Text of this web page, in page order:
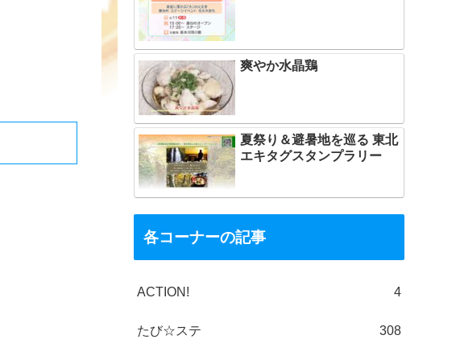
爽やか水晶鶏
夏祭り＆避暑地を巡る 東北
エキタグスタンプラリー
各コーナーの記事
ACTION! 4
たび☆ステ 308